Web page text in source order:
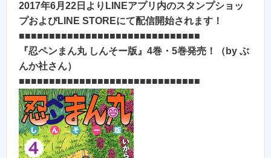
2017年6月22日よりLINEアプリ内のスタンプショッ
プおよびLINE STOREにて配信開始されます！
■■■■■■■■■■■■■■■■■■■■■■■■■■■■■■
『忍ペンまん丸 しんそー版』4巻・5巻発売！（by ぶ
んか社さん）
■■■■■■■■■■■■■■■■■■■■■■■■■■■■■■